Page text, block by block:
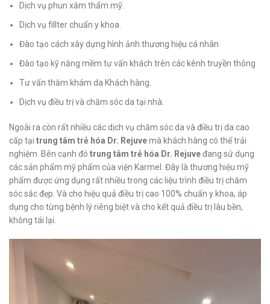
Dịch vụ phun xăm thẩm mỹ.
Dịch vụ fillter chuẩn y khoa.
Đào tạo cách xây dựng hình ảnh thương hiệu cá nhân
Đào tạo kỹ năng mềm tư vấn khách trên các kênh truyền thông
Tư vấn thăm khám da Khách hàng.
Dịch vụ điều trị và chăm sóc da tại nhà.
Ngoài ra còn rất nhiều các dịch vụ chăm sóc da và điều trị da cao
cấp tại trung tâm trẻ hóa Dr. Rejuvemà khách hàng có thể trải
nghiệm. Bên cạnh đó trung tâm trẻ hóa Dr. Rejuveđang sử dụng
các sản phẩm mỹ phẩm của viện Karmel. Đây là thương hiệu mỹ
phẩm được ứng dụng rất nhiều trong các liệu trình điều trị chăm
sóc sắc đẹp. Và cho hiệu quả điều trị cao 100% chuẩn y khoa, áp
dụng cho từng bệnh lý riêng biệt và cho kết quả điều trị lâu bền,
không tái lại.